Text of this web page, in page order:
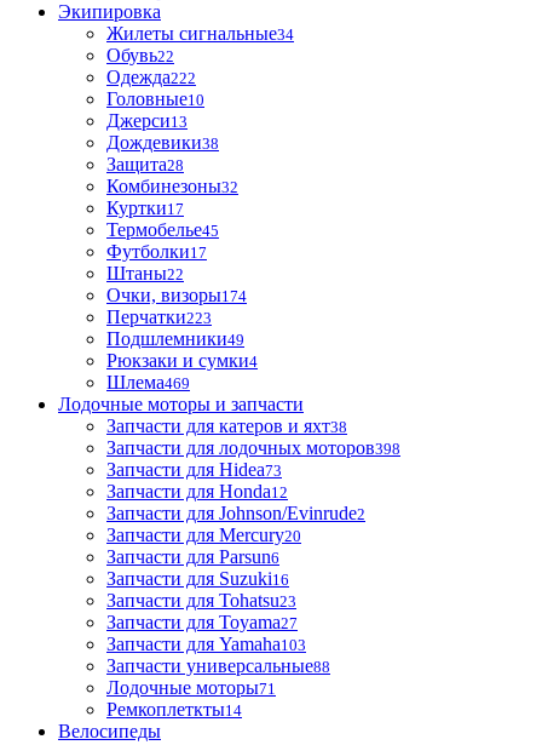
Экипировка
Жилеты сигнальные34
Обувь22
Одежда222
Головные10
Джерси13
Дождевики38
Защита28
Комбинезоны32
Куртки17
Термобелье45
Футболки17
Штаны22
Очки, визоры174
Перчатки223
Подшлемники49
Рюкзаки и сумки4
Шлема469
Лодочные моторы и запчасти
Запчасти для катеров и яхт38
Запчасти для лодочных моторов398
Запчасти для Hidea73
Запчасти для Honda12
Запчасти для Johnson/Evinrude2
Запчасти для Mercury20
Запчасти для Parsun6
Запчасти для Suzuki16
Запчасти для Tohatsu23
Запчасти для Toyama27
Запчасти для Yamaha103
Запчасти универсальные88
Лодочные моторы71
Ремкоплеткты14
Велосипеды